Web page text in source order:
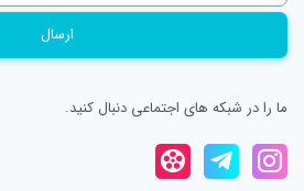
ما را در شبکه های اجتماعی دنبال کنید.